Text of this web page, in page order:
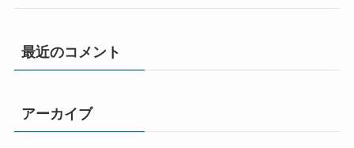
最近のコメント
アーカイブ